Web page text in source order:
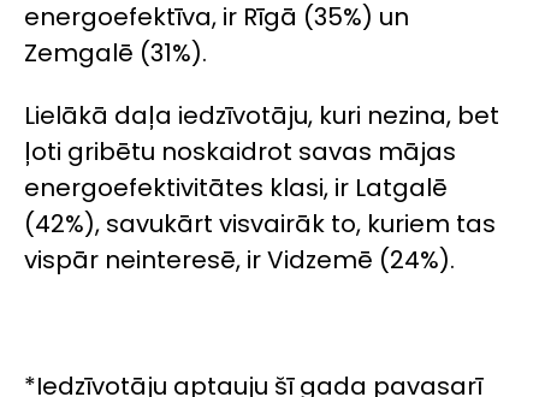
energoefektīva, ir Rīgā (35%) un
Zemgalē (31%).
Lielākā daļa iedzīvotāju, kuri nezina, bet
ļoti gribētu noskaidrot savas mājas
energoefektivitātes klasi, ir Latgalē
(42%), savukārt visvairāk to, kuriem tas
vispār neinteresē, ir Vidzemē (24%).
*Iedzīvotāju aptauju šī gada pavasarī